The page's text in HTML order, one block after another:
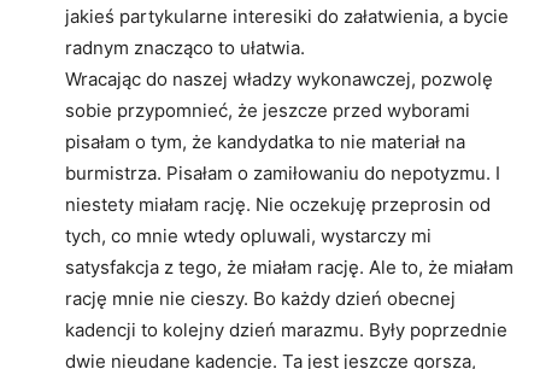
jakieś partykularne interesiki do załatwienia, a bycie
radnym znacząco to ułatwia.
Wracając do naszej władzy wykonawczej, pozwolę
sobie przypomnieć, że jeszcze przed wyborami
pisałam o tym, że kandydatka to nie materiał na
burmistrza. Pisałam o zamiłowaniu do nepotyzmu. I
niestety miałam rację. Nie oczekuję przeprosin od
tych, co mnie wtedy opluwali, wystarczy mi
satysfakcja z tego, że miałam rację. Ale to, że miałam
rację mnie nie cieszy. Bo każdy dzień obecnej
kadencji to kolejny dzień marazmu. Były poprzednie
dwie nieudane kadencje. Ta jest jeszcze gorsza,